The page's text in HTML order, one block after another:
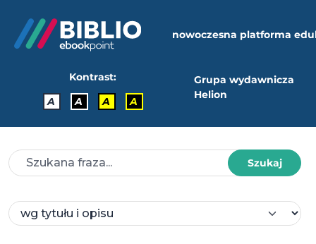
nowoczesna platforma
Kontrast:
A
A A A
Grupa wydawnicza
Helion
Szukaj